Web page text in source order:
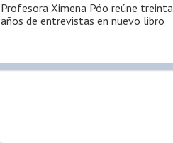
Profesora Ximena Póo reúne treinta
años de entrevistas en nuevo libro